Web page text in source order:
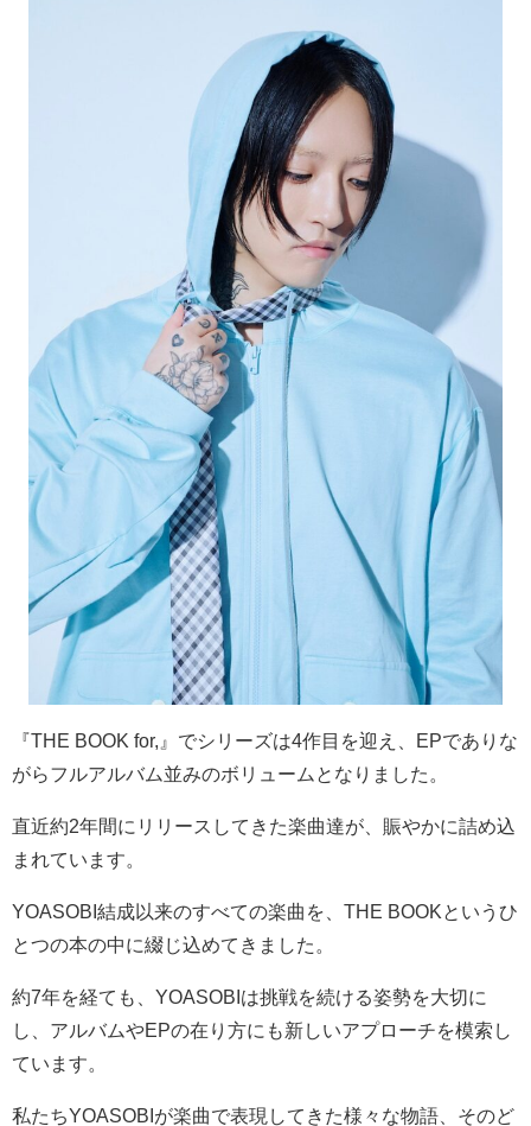
『THE BOOK for, 』でシリーズは4作目を迎え、 EPでありな
がらフルアルバム並みのボリュームとなりました。
直近約2年間にリリースしてきた楽曲達が、賑やかに詰め込
まれています。
YOASOBI結成以来のすべての楽曲を、 THE BOOK というひ
とつの本の中に綴じ込めてきました。
約7年を経ても、 YOASOBIは挑戦を続ける姿勢を大切に
し、アルバムやEPの在り方にも新しいアプローチを模索し
ています。
私たちYOASOBIが楽曲で表現してきた様々な物語、そのど